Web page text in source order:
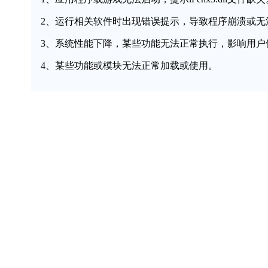
2、运行相关软件时出现错误提示，导致程序崩溃或无
3、系统性能下降，某些功能无法正常执行，影响用户
4、某些功能或模块无法正常加载或使用。